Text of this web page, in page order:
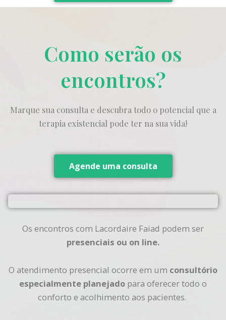
Os encontros com Lacordaire Faiad podem ser
presenciais ou on line.
O atendimento presencial ocorre em um consultório
especialmente planejado para oferecer todo o
conforto e acolhimento aos pacientes.
Como serão os
encontros?
Marque sua consulta e descubra todo o potencial que a
terapia existencial pode ter na sua vida!
Agende uma consulta